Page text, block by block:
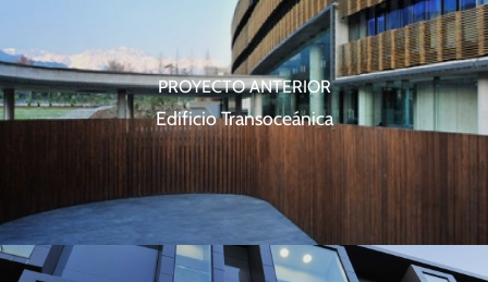
PROYECTO ANTERIOR
Edificio Transoceánica